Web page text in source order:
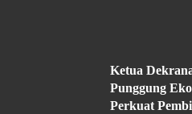
Ketua
Punggung
Perkuat